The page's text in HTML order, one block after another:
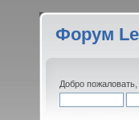
Форум
Добро пожаловать,